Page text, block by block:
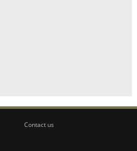
Contact us